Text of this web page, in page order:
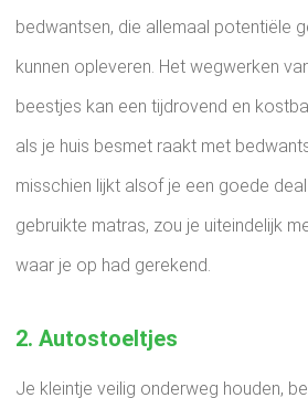
bedwantsen, die allemaal potentiële
kunnen opleveren. Het wegwerken
beestjes kan een tijdrovend en
als je huis besmet raakt met
misschien lijkt alsof je een goede
gebruikte matras, zou je uiteindelijk
waar je op had gerekend.
2. Autostoeltjes
Je kleintje veilig onderweg houden,